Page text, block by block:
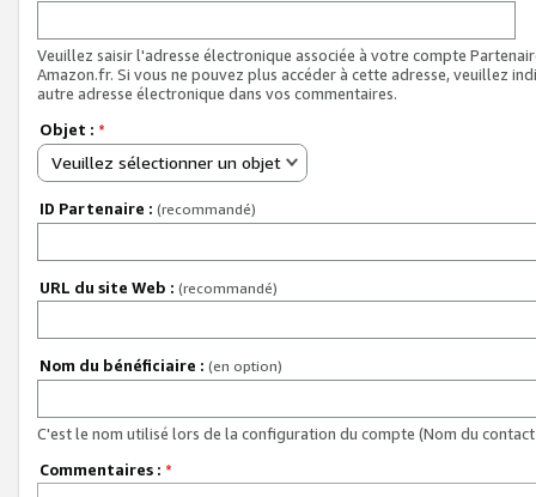
Veuillez saisir l'adresse électronique associée à votre compte
Amazon.fr. Si vous ne pouvez plus accéder à cette adresse, veuillez
autre adresse électronique dans vos commentaires.
Objet : *
Veuillez sélectionner un objet
ID Partenaire : (recommandé)
URL du site Web : (recommandé)
Nom du bénéficiaire : (en option)
C'est le nom utilisé lors de la configuration du compte (Nom du
Commentaires : *